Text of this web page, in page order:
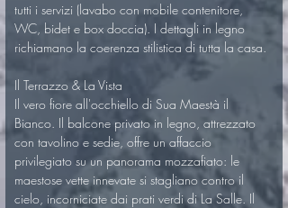
tutti i servizi (lavabo con mobile contenitore,
WC, bidet e box doccia). I dettagli in legno
richiamano la coerenza stilistica di tutta la casa.
Il Terrazzo & La Vista
Il vero fiore all'occhiello di Sua Maestà il
Bianco. Il balcone privato in legno, attrezzato
con tavolino e sedie, offre un affaccio
privilegiato su un panorama mozzafiato: le
maestose vette innevate si stagliano contro il
cielo, incorniciate dai prati verdi di La Salle. Il